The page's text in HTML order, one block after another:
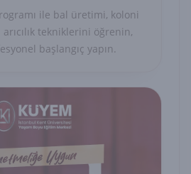
ile bal üretimi, koloni
tekniklerini öğrenin,
başlangıç yapın.